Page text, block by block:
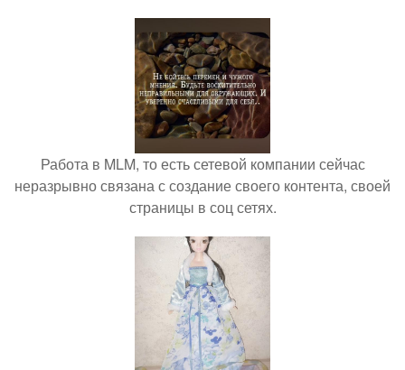
Работа в MLM, то есть сетевой компании сейчас
неразрывно связана с создание своего контента, своей
страницы в соц сетях.